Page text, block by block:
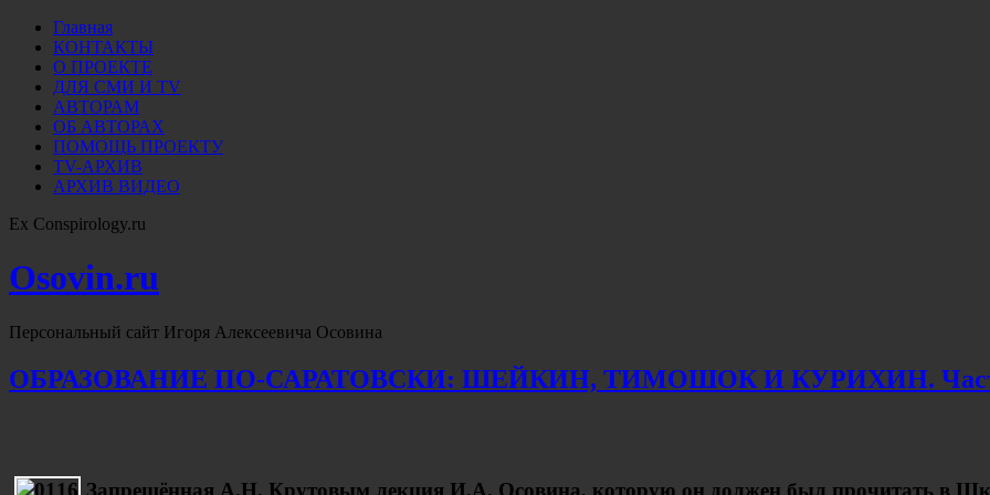
Главная
КОНТАКТЫ
О ПРОЕКТЕ
ДЛЯ СМИ И TV
АВТОРАМ
ОБ АВТОРАХ
ПОМОЩЬ ПРОЕКТУ
TV-АРХИВ
АРХИВ ВИДЕО
Ex Conspirology.ru
Osovin.ru
Персональный сайт Игоря Алексеевича Осовина
ОБРАЗОВАНИЕ ПО-САРАТОВСКИ: ШЕЙКИН, ТИМОШОК И КУРИХИН.